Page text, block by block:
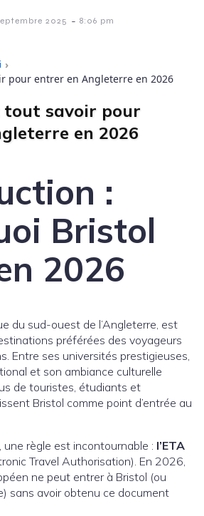
2025 - 8:06 pm
›
pour entrer en Angleterre en 2026
tout savoir pour
en 2026
:
Bristol
2026
du sud-ouest de l’Angleterre, est
préférées des voyageurs
Entre ses universités prestigieuses,
et son ambiance culturelle
de touristes, étudiants et
Bristol comme point d’entrée au
une règle est incontournable : l’ETA
Travel Authorisation). En 2026,
ne peut entrer à Bristol (ou
sans avoir obtenu ce document